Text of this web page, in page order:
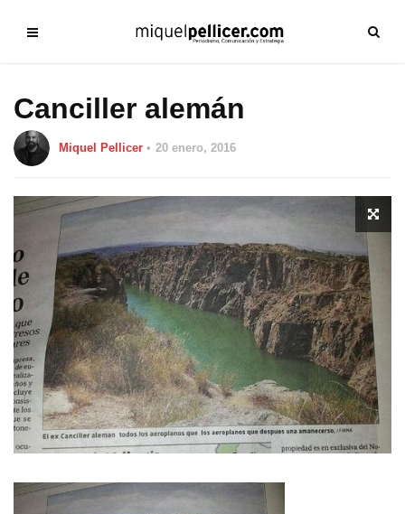
Canciller alemán
Miquel Pellicer 20 enero, 2016